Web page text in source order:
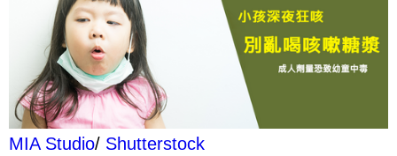
MIA Studio/ Shutterstock